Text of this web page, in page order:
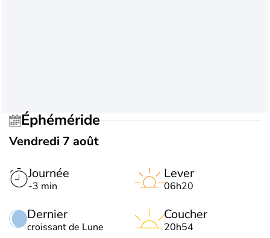
Éphéméride
Vendredi 7 août
Journée
-3 min
Dernier
croissant de Lune
Lever
06h20
Coucher
20h54